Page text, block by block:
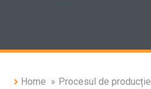
Home Procesul de producție